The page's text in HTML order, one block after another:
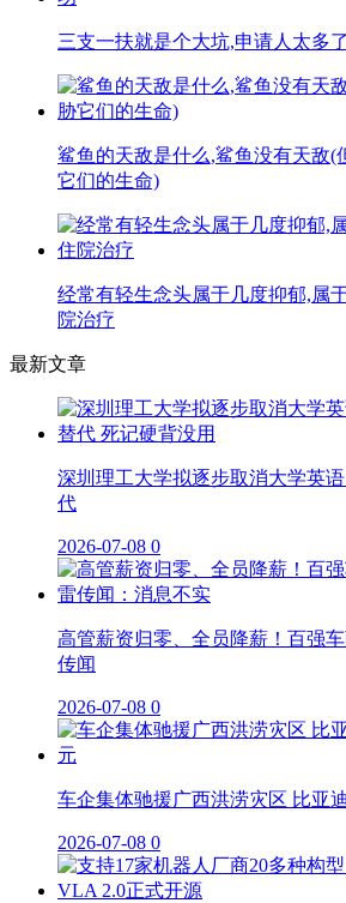
三支一扶就是个大坑,申请人太多
鲨鱼的天敌是什么,鲨鱼没有天敌(
它们的生命)
经常有轻生念头属于几度抑郁,属
院治疗
最新文章
深圳理工大学拟逐步取消大学英
代
2026-07-08 0
高管薪资归零、全员降薪！百强
传闻
2026-07-08 0
车企集体驰援广西洪涝灾区 比亚
2026-07-08 0